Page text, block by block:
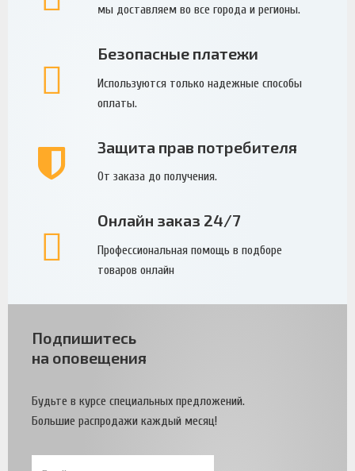
мы доставляем во все города и регионы.
Безопасные платежи
Используются только надежные способы
оплаты.
Защита прав потребителя
От заказа до получения.
Онлайн заказ 24/7
Профессиональная помощь в подборе
товаров онлайн
Подпишитесь
на оповещения
Будьте в курсе специальных предложений.
Большие распродажи каждый месяц!